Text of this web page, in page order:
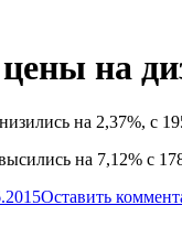
на
на 2,37%, с
на 7,12% с
Оставить